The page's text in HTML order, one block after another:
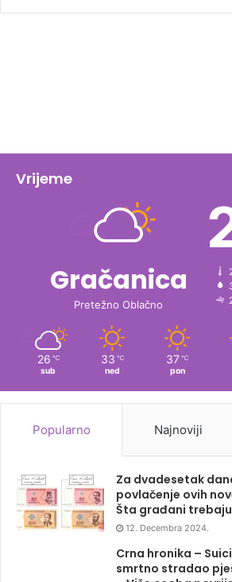
Vrijeme
Gračanica
Pretežno Oblačno
26 ℃
sub
33 ℃
ned
37 ℃
pon
Popularno Najnoviji
Za dvadesetak
povlačenje ovih
Šta građani
12. Decembra 2024.
Crna hronika –
smrtno stradao